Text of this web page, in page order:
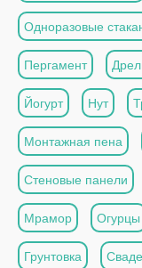
Одноразовые
Пергамент
Йогурт Нут
Монтажная пена
Стеновые панели
Мрамор Огурцы
Грунтовка